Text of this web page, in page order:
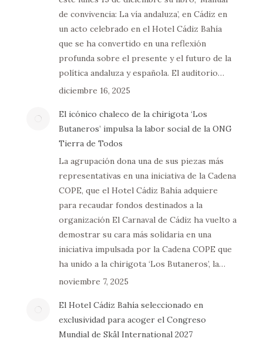
de convivencia: La vía andaluza’, en Cádiz en
un acto celebrado en el Hotel Cádiz Bahía
que se ha convertido en una reflexión
profunda sobre el presente y el futuro de la
política andaluza y española. El auditorio…
diciembre 16, 2025
El icónico chaleco de la chirigota ‘Los
Butaneros’ impulsa la labor social de la ONG
Tierra de Todos
La agrupación dona una de sus piezas más
representativas en una iniciativa de la Cadena
COPE, que el Hotel Cádiz Bahía adquiere
para recaudar fondos destinados a la
organización El Carnaval de Cádiz ha vuelto a
demostrar su cara más solidaria en una
iniciativa impulsada por la Cadena COPE que
ha unido a la chirigota ‘Los Butaneros’, la…
noviembre 7, 2025
El Hotel Cádiz Bahía seleccionado en
exclusividad para acoger el Congreso
Mundial de Skål International 2027